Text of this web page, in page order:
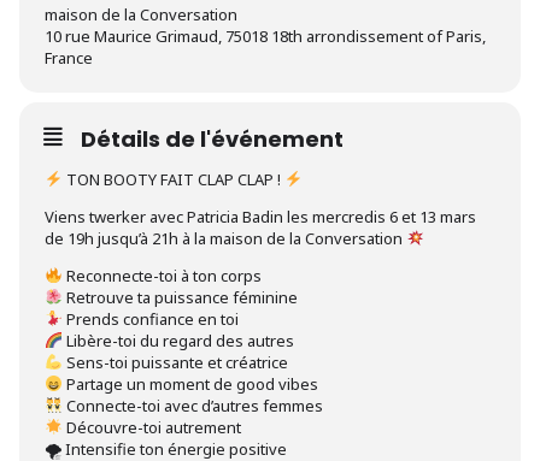
maison de la Conversation
10 rue Maurice Grimaud, 75018 18th arrondissement of Paris,
France
Détails de l'événement
TON BOOTY FAIT CLAP CLAP !
Viens twerker avec Patricia Badin les mercredis 6 et 13 mars
de 19h jusqu’à 21h à la maison de la Conversation
Reconnecte-toi à ton corps
Retrouve ta puissance féminine
Prends confiance en toi
Libère-toi du regard des autres
Sens-toi puissante et créatrice
Partage un moment de good vibes
Connecte-toi avec d’autres femmes
Découvre-toi autrement
🌪 Intensifie ton énergie positive